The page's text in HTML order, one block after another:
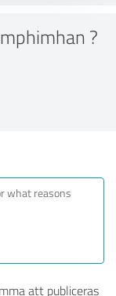
?
att publiceras